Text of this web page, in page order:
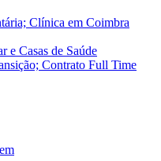
Clínica em Coimbra
e Casas de Saúde
Contrato Full Time